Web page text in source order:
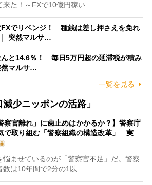
来た！～FXで10億円稼い…
FXでリベンジ！ 種銭は差し押さえを免れ
突然マルサ…
んと14.6％！ 毎日5万円超の延滞税が積み
然マルサ…
一覧を見る
少ニッポンの活路」
察官離れ」に歯止めはかかるか？】警察庁
で取り組む「警察組織の構造改革」 実
ませているのが「警察官不足」だ。警察
数は10年間で2分の1以…